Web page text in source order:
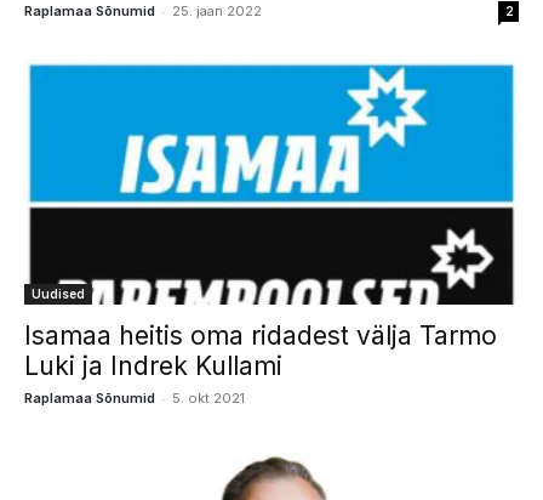
Raplamaa Sõnumid - 25. jaan 2022 2
Uudised
Isamaa heitis oma ridadest välja Tarmo
Luki ja Indrek Kullami
Raplamaa Sõnumid - 5. okt 2021